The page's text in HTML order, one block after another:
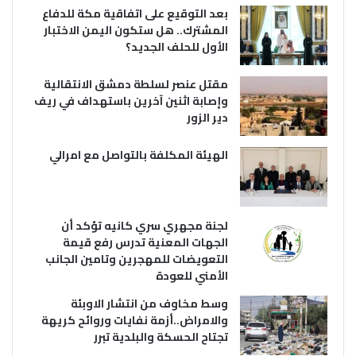
بعد التوقيع على اتفاقية مكة للدفاع
المشترك.. هل ستكون اليمن الاختبار
الأول للحلف الجديد؟
مقتل عنصر لسلطة دمشق الانتقالية
وإصابة اثنين آخرين باستهداف في ريف
دير الزور
الهيئة المكلفة بالتواصل مع امرالي
لجنة مجهري سري كانيه تؤكد أن
الجهات المعنية تدرس رفع قيمة
التعويضات للمهجرين وتامين الجانب
الأمني للعودة
وسط مخاوف من انتشار الاوبئة
والامراض..أزمة نفايات وروائح كريهة
تجتاح الحسكة والبلدية تبرر